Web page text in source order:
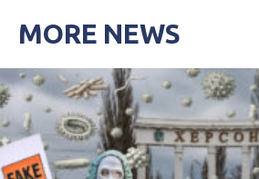
MORE NEWS